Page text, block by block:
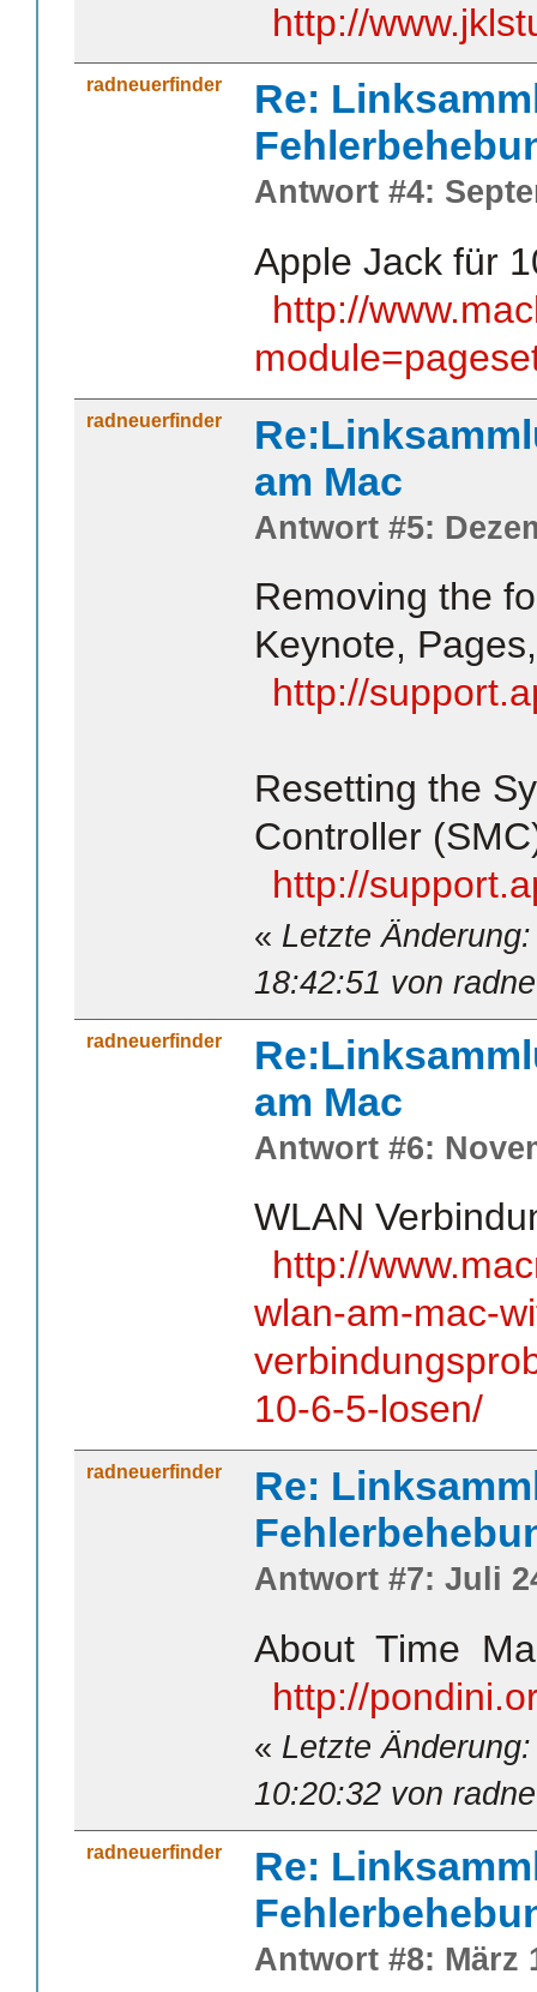
http://
radneuerfinder
Re:
Antwort #4:
Apple Jack für
http://
radneuerfinder
am Mac
Antwort #5:
Removing the
Keynote,
http://
Resetting the
Controller
http://
« Letzte
18:42:51 von
radneuerfinder
am Mac
Antwort #6:
WLAN
http://
wlan-am-mac-
10-6-5-losen/
radneuerfinder
Re:
Antwort #7: Juli
About Time
http://
« Letzte
10:20:32 von
radneuerfinder
Re:
Antwort #8: März